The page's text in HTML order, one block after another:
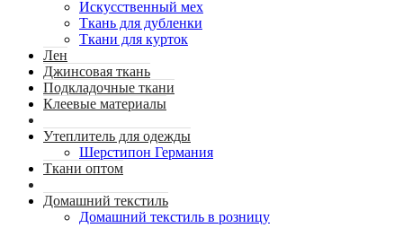
Искусственный мех
Ткань для дубленки
Ткани для курток
Лен
Джинсовая ткань
Подкладочные ткани
Клеевые материалы
Утеплитель для одежды
Шерстипон Германия
Ткани оптом
Домашний текстиль
Домашний текстиль в розницу